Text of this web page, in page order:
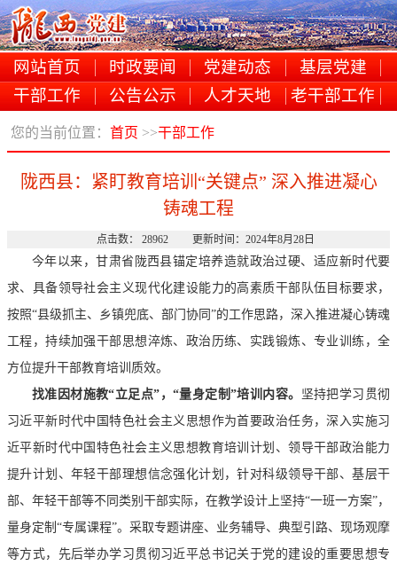
网站首页 时政要闻 党建动态
基层党建
干部工作
公告公示 人才天地 老干部工作
您的当前位置： 首页 >>干部工作
陇西县：紧盯教育培训“关键点” 深入推进凝心
铸魂工程
点击数： 28962 更新时间：2024年8月28日
今年以来，甘肃省 陇西县锚定培养造就政治过硬、适应新时代要
求、具备领导社会主义现代化建设能力的高素质干部队伍目标要求，
按照“县级抓主、乡镇兜底、部门协同”的工作思路， 深入推进凝心铸魂
工程，持续加强干部思想淬炼、政治历练、实践锻炼、专业训练，全
方位提升干部教育培训质效。
找准因材施教“立足点”，“量身定制”培训内容。 坚持把学习贯彻
习近平新时代中国特色社会主义思想作为首要政治任务，深入实施习
近平新时代中国特色社会主义思想教育培训计划、领导干部政治能力
提升计划、年轻干部理想信念强化计划，针对科级领导干部、基层干
部、年轻干部等不同类别干部实际，在教学设计上坚持“一班一方案”，
量身定制“专属课程”。采取专题讲座、业务辅导、典型引路、现场观摩
等方式，先后举办学习贯彻习近平总书记关于党的建设的重要思想专